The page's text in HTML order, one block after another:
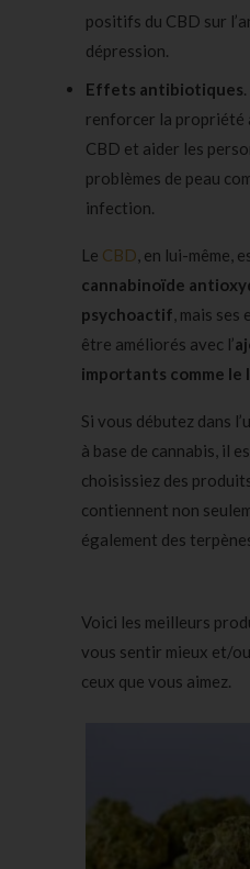
positifs du CBD sur
dépression.
Effets antibiotiques
renforcer la propriété
CBD et aider les
problèmes de peau
infection.
Le CBD, en lui-même,
cannabinoïde
psychoactif, mais
être améliorés avec l’
importants comme le
Si vous débutez dans
à base de cannabis, il
choisissiez des
contiennent non
également des
Voici les meilleurs
vous sentir mieux et/
ceux que vous aimez.